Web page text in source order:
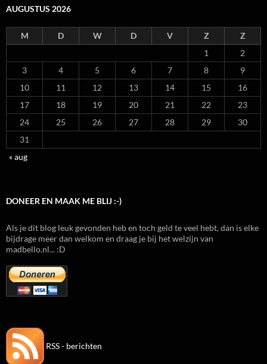
AUGUSTUS 2026
M D W D V Z
Z
1
2
3
4 5 6 7 8
9
10
11 12 13 14 15
16
17
18 19 20 21 22
23
24
25 26 27 28 29
30
31
« aug
DONEER EN MAAK ME BLIJ :-)
Als je dit blog leuk gevonden heb en toch geld te veel hebt, dan is elke
bijdrage meer dan welkom en draag je bij het welzijn van
madbello.nl... :D
RSS - berichten